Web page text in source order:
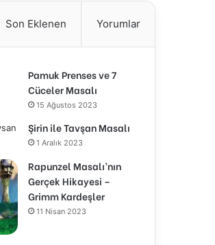
Son Eklenen Yorumlar
Pamuk Prenses ve 7
Cüceler Masalı
15 Ağustos 2023
Şirin ile Tavşan Masalı
1 Aralık 2023
Rapunzel Masalı’nın
Gerçek Hikayesi –
Grimm Kardeşler
11 Nisan 2023